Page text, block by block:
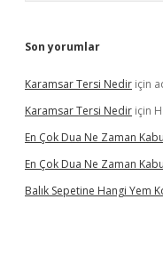
Son yorumlar
Karamsar Tersi Nedir için
Karamsar Tersi Nedir için
En Çok Dua Ne Zaman
En Çok Dua Ne Zaman
Balık Sepetine Hangi Yem